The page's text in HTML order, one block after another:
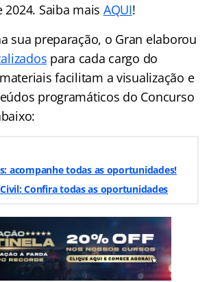
Saiba mais AQUI!
sua preparação, o Gran elaborou
para cada cargo do
facilitam a visualização e
programáticos do Concurso
acompanhe todas as oportunidades!
Confira todas as oportunidades